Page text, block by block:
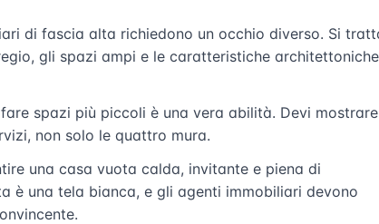
di fascia alta richiedono un occhio diverso. Si
gli spazi ampi e le caratteristiche architettoniche
spazi più piccoli è una vera abilità. Devi mostrare
non solo le quattro mura.
una casa vuota calda, invitante e piena di
è una tela bianca, e gli agenti immobiliari devono